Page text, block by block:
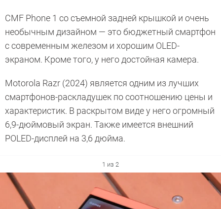
CMF Phone 1 со съемной задней крышкой и очень
необычным дизайном — это бюджетный смартфон
с современным железом и хорошим OLED-
экраном. Кроме того, у него достойная камера.
Motorola Razr (2024) является одним из лучших
смартфонов-раскладушек по соотношению цены и
характеристик. В раскрытом виде у него огромный
6,9-дюймовый экран. Также имеется внешний
POLED-дисплей на 3,6 дюйма.
1 из 2